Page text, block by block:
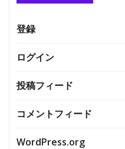
登録
ログイン
投稿フィード
コメントフィード
WordPress.org